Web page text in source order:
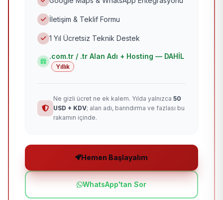
İletişim & Teklif Formu
1 Yıl Ücretsiz Teknik Destek
.com.tr / .tr Alan Adı + Hosting — DAHİL
Yıllık
Ne gizli ücret ne ek kalem. Yılda yalnızca 50
USD + KDV; alan adı, barındırma ve fazlası bu
rakamın içinde.
Hemen Başlayalım
WhatsApp'tan Sor